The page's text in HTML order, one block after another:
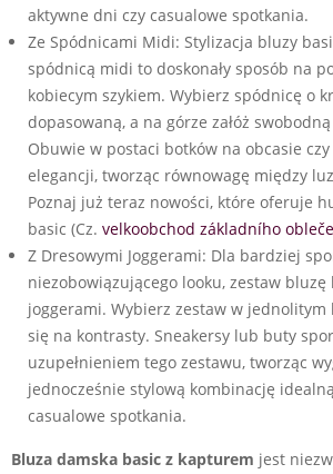
aktywne dni czy casualowe spotkania.
Ze Spódnicami Midi: Stylizacja bluzy
spódnicą midi to doskonały sposób na
kobiecym szykiem. Wybierz spódnicę o
dopasowaną, a na górze załóż
Obuwie w postaci botków na obcasie
elegancji, tworząc równowagę między
Poznaj już teraz nowości, które oferuje
basic (Cz. velkoobchod základního
Z Dresowymi Joggerami: Dla bardziej
niezobowiązującego looku, zestaw
joggerami. Wybierz zestaw w jednolitym
się na kontrasty. Sneakersy lub buty
uzupełnieniem tego zestawu, tworząc
jednocześnie stylową kombinację
casualowe spotkania.
Bluza damska basic z kapturem jest